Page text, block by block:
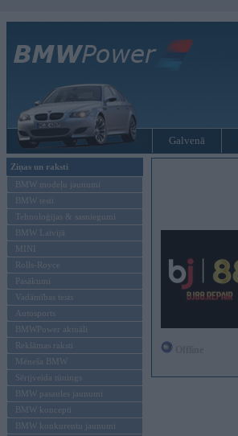
Galvenā
Ziņas un raksti
BMW modeļu jaunumi
BMW testi
Tehnoloģijas & sasniegumi
BMW Latvijā
MINI
Rolls-Royce
Pasākumi
Vadāmības tests
Autosports
BMWPower aktuāli
Reklāmas raksti
Mēneša BMW
Sērijveida tūnings
BMW pasaules jaunumi
BMW koncepti
BMW konkurentu jaunumi